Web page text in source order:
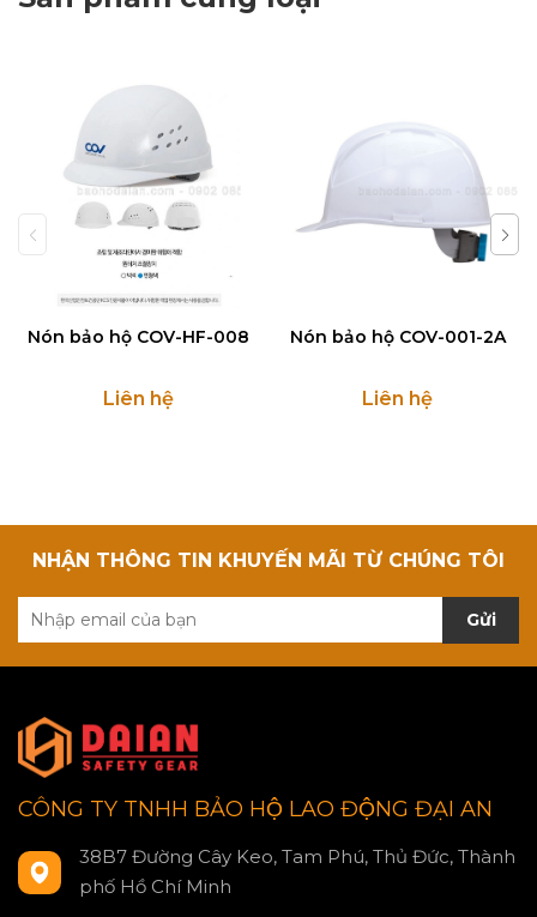
Nón bảo hộ COV-HF-008
Liên hệ
Nón bảo hộ COV-001-2A
Liên hệ
NHẬN THÔNG TIN KHUYẾN MÃI TỪ CHÚNG TÔI
Gửi
CÔNG TY TNHH BẢO HỘ LAO ĐỘNG ĐẠI AN
38B7 Đường Cây Keo, Tam Phú, Thủ Đức, Thành
phố Hồ Chí Minh